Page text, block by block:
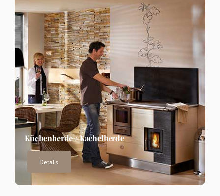
Küchenherde / Kachelherde
Details